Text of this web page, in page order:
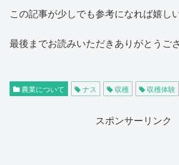
この記事が少しでも参考になれば嬉しい
最後までお読みいただきありがとうご
農業について ナス 収穫 収穫体験
スポンサーリンク